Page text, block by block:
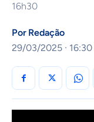
16h30
Por Redação
29/03/2025 · 16:30